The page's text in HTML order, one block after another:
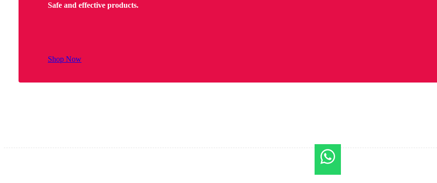
Safe and effective products.
Shop Now